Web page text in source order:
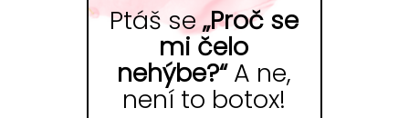
Ptáš se „Proč se
mi čelo
nehýbe?“A ne,
není to botox!